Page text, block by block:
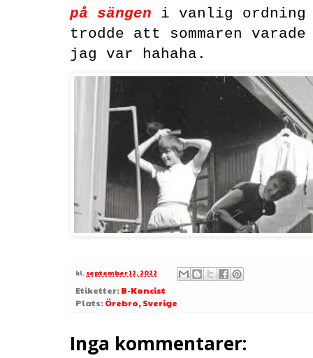
på sängen i vanlig ordning
trodde att sommaren
jag var hahaha.
kl. september 12, 2022
Etiketter: B-Koncist
Plats: Örebro, Sverige
Inga kommentarer: